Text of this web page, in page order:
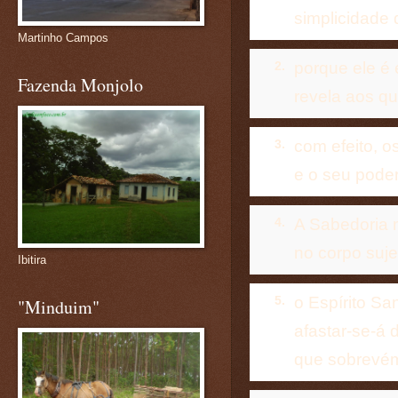
simplicidade
2.
porque ele é
revela aos
3.
com efeito,
e o seu
4.
A Sabedoria
no corpo
5.
o Espírito
afastar-se-á
que
Martinho Campos
Fazenda Monjolo
Ibitira
"Minduim"